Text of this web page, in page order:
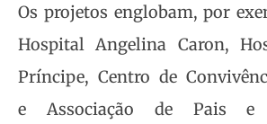
Os projetos englobam, por
Hospital Angelina Caron,
Príncipe, Centro de
e Associação de Pais e